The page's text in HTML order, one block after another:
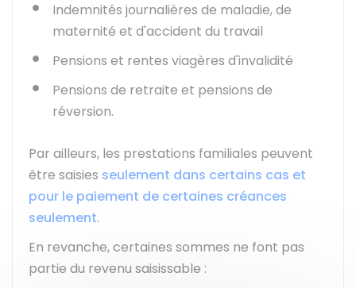
Indemnités journalières de maladie, de
maternité et d'accident du travail
Pensions et rentes viagères d'invalidité
Pensions de retraite et pensions de
réversion.
Par ailleurs, les prestations familiales peuvent
être saisies seulement dans certains cas et
pour le paiement de certaines créances
seulement.
En revanche, certaines sommes ne font pas
partie du revenu saisissable :